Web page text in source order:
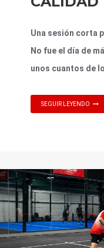
Una sesión corta
No fue el día de
unos cuantos de
SEGUIR LEYENDO